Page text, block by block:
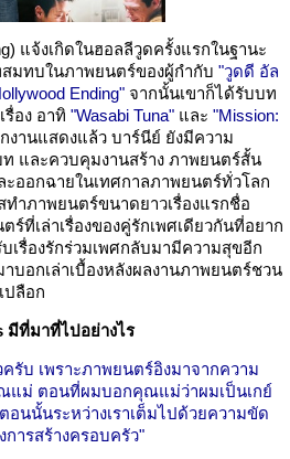
แจ้งเกิดในฮอลลีวูดครั้งแรกในฐานะ
มทบในภาพยนตร์ของผู้กำกับ "วูดดี อัล
Ending" จากนั้นเขาก็ได้รับบท
อง อาทิ "Wasabi Tuna" และ "Mission:
งานแสดงแล้ว บาร์นีย์ ยังมีความ
ท และควบคุมงานสร้าง ภาพยนตร์สั้น
ะออกฉายในเทศกาลภาพยนตร์ทั่วโลก
ำภาพยนตร์ขนาดยาวเรื่องแรกชื่อ
ร์ที่เล่าเรื่องของคู่รักเพศเดียวกันที่อยาก
รื่องรักร่วมเพศกลับมามีความสุขอีก
บอกเล่าเบื้องหลังผลงานภาพยนตร์ชวน
ปลือก
มีที่มาที่ไปอย่างไร
รับ เพราะภาพยนตร์อิงมาจากความ
แม่ ตอนที่ผมบอกคุณแม่ว่าผมเป็นเกย์
นนั้นระหว่างเราเต็มไปด้วยความขัด
การสร้างครอบครัว"